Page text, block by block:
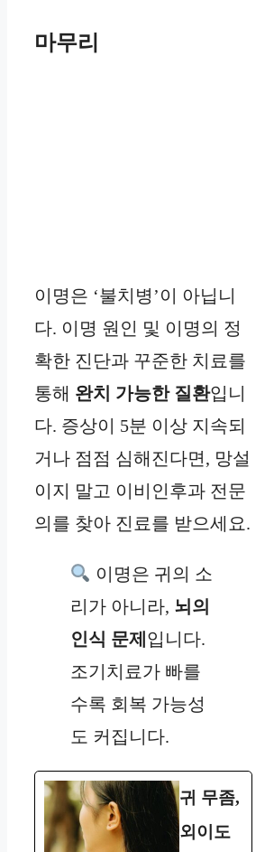
마무리
이명은 ‘불치병’이 아닙니
다. 이명 원인 및 이명의 정
확한 진단과 꾸준한 치료를
통해 완치 가능한 질환입니
다. 증상이 5분 이상 지속되
거나 점점 심해진다면, 망설
이지 말고 이비인후과 전문
의를 찾아 진료를 받으세요.
이명은 귀의 소
리가 아니라, 뇌의
인식 문제입니다.
조기치료가 빠를
수록 회복 가능성
도 커집니다.
귀 무좀,
외이도